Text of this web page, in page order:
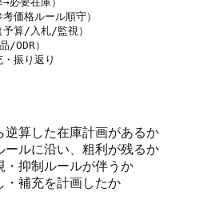
価格ルール順守）
算/入札/監視）
ODR）
逆算した在庫計画があるか
ールに沿い、粗利が残るか
・抑制ルールが伴うか
・補充を計画したか